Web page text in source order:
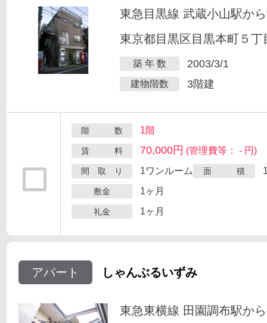
東急目黒線 武蔵小山駅か
東京都目黒区目黒本町５丁
築 年 数 2003/3/1
建物階数 3階建
階 数 1階
賃 料 70,000円 (管理費等： - 円)
間 取 り 1ワンルーム 面 積
敷金 1ヶ月
礼金 1ヶ月
アパート しゃんぶるいずみ
東急東横線 田園調布駅か